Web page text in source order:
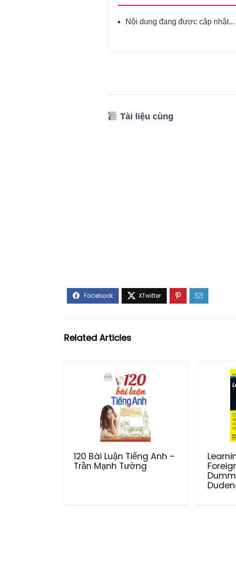
Nội dung đang được cập nhật...
Tài liệu cùng
Related Articles
120 Bài Luận Tiếng Anh –
Trần Mạnh Tường